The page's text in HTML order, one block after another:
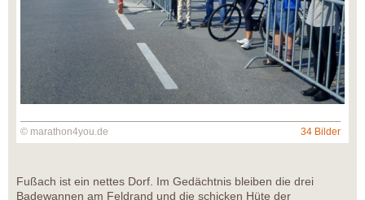
© marathon4you.de 34 Bilder
Fußach ist ein nettes Dorf. Im Gedächtnis bleiben die drei
Badewannen am Feldrand und die schicken Hüte der